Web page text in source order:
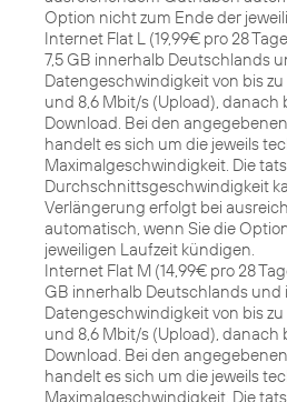
Option nicht zum Ende der
Internet Flat L (19,99€ pro 28
7,5 GB innerhalb Deutschlands
Datengeschwindigkeit von bis zu
und 8,6 Mbit/s (Upload), danach
Download. Bei den
handelt es sich um die jeweils
Maximalgeschwindigkeit. Die
Durchschnittsgeschwindigkeit
Verlängerung erfolgt bei
automatisch, wenn Sie die
jeweiligen Laufzeit kündigen.
Internet Flat M (14,99€ pro 28
GB innerhalb Deutschlands und
Datengeschwindigkeit von bis zu
und 8,6 Mbit/s (Upload), danach
Download. Bei den
handelt es sich um die jeweils
Maximalgeschwindigkeit. Die